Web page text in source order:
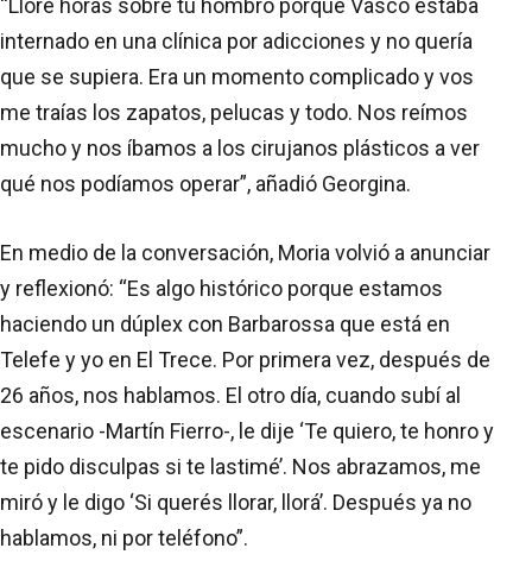
“Lloré horas sobre tu hombro porque Vasco estaba
internado en una clínica por adicciones y no quería
que se supiera. Era un momento complicado y vos
me traías los zapatos, pelucas y todo. Nos reímos
mucho y nos íbamos a los cirujanos plásticos a ver
qué nos podíamos operar”, añadió Georgina.
En medio de la conversación, Moria volvió a anunciar
y reflexionó: “Es algo histórico porque estamos
haciendo un dúplex con Barbarossa que está en
Telefe y yo en El Trece. Por primera vez, después de
26 años, nos hablamos. El otro día, cuando subí al
escenario -Martín Fierro-, le dije ‘Te quiero, te honro y
te pido disculpas si te lastimé’. Nos abrazamos, me
miró y le digo ‘Si querés llorar, llorá’. Después ya no
hablamos, ni por teléfono”.